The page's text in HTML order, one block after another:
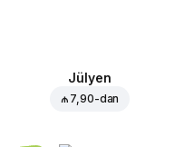
Jülyen
₼ 7,90-dan